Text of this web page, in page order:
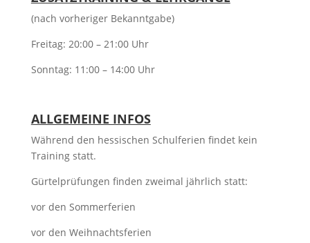
(nach vorheriger Bekanntgabe)
Freitag: 20:00 – 21:00 Uhr
Sonntag: 11:00 – 14:00 Uhr
ALLGEMEINE INFOS
Während den hessischen Schulferien findet kein
Training statt.
Gürtelprüfungen finden zweimal jährlich statt:
vor den Sommerferien
vor den Weihnachtsferien